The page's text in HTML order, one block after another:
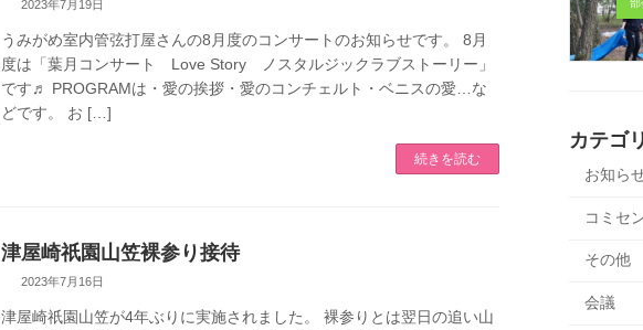
2023年7月19日
うみがめ室内管弦打屋さんの8月度のコンサートのお知らせです。 8月
度は「葉月コンサート Love Story ノスタルジックラブストーリー」
です♬ PROGRAMは・愛の挨拶・愛のコンチェルト・ベニスの愛…な
どです。 お […]
続きを読む
津屋崎祇園山笠裸参り接待
2023年7月16日
津屋崎祇園山笠が4年ぶりに実施されました。 裸参りとは翌日の追い山
部
カテゴ
お知ら
コミセ
その他
会議